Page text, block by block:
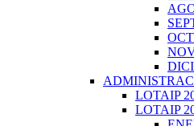
LOTAIP
LOTAIP